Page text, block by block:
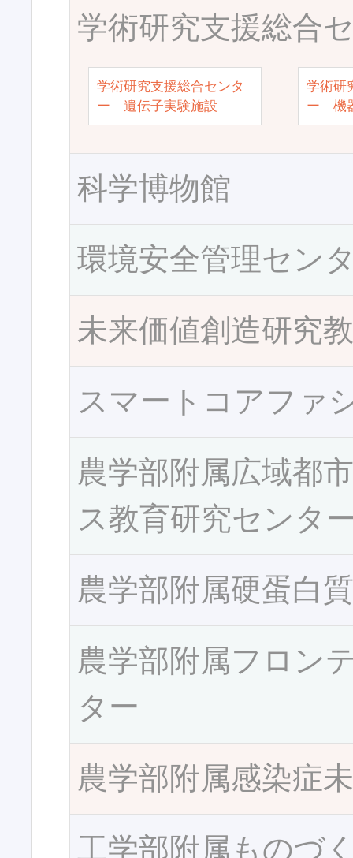
学術研究支援総合
学術研究支援総合センタ
ー 遺伝子実験施設
学術研
ー 機
科学博物館
環境安全管理セン
未来価値創造研究
スマートコアファ
農学部附属広域都
ス教育研究センタ
農学部附属硬蛋白
農学部附属フロン
ター
農学部附属感染症
工学部附属ものづ